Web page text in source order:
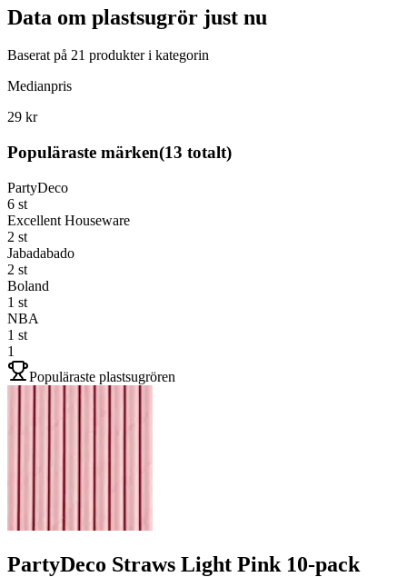
Data om plastsugrör just nu
Baserat på 21 produkter i kategorin
Medianpris
29 kr
Populäraste märken(13 totalt)
PartyDeco
6 st
Excellent Houseware
2 st
Jabadabado
2 st
Boland
1 st
NBA
1 st
1
Populäraste plastsugrören
PartyDeco Straws Light Pink 10-pack